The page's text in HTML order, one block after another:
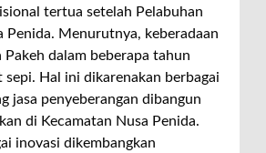
tertua setelah Pelabuhan
Penida. Menurutnya, keberadaan
Pakeh dalam beberapa tahun
Hal ini dikarenakan berbagai
jasa penyeberangan dibangun
di Kecamatan Nusa Penida.
inovasi dikembangkan